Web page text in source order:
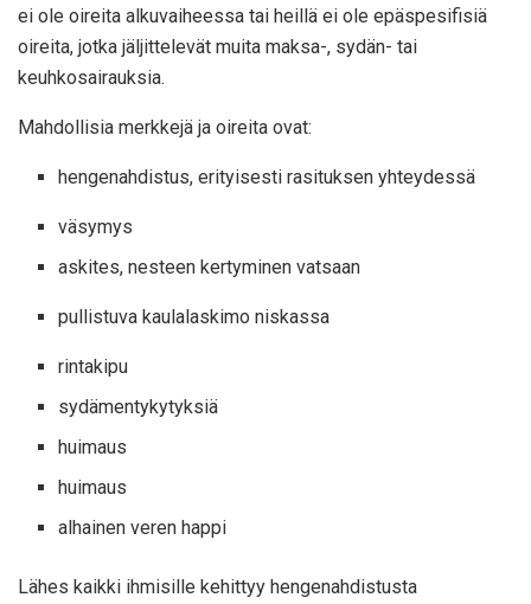
ei ole oireita alkuvaiheessa tai heillä ei ole epäspesifisiä
oireita, jotka jäljittelevät muita maksa-, sydän- tai
keuhkosairauksia.
Mahdollisia merkkejä ja oireita ovat:
hengenahdistus, erityisesti rasituksen yhteydessä
väsymys
askites, nesteen kertyminen vatsaan
pullistuva kaulalaskimo niskassa
rintakipu
sydämentykytyksiä
huimaus
huimaus
alhainen veren happi
Lähes kaikki ihmisille kehittyy hengenahdistusta